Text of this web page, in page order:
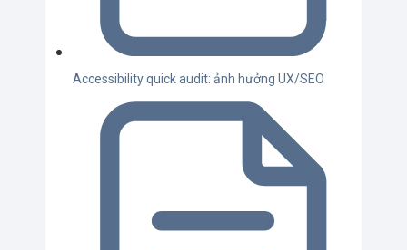
Accessibility quick audit: ảnh hưởng UX/SEO